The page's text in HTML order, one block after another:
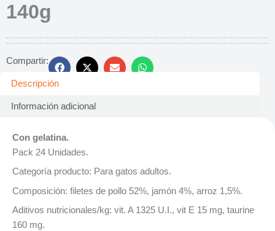
140g
Compartir:
Descripción
Información adicional
Con gelatina.
Pack 24 Unidades.
Categoría producto: Para gatos adultos.
Composición: filetes de pollo 52%, jamón 4%, arroz 1,5%.
Aditivos nutricionales/kg: vit. A 1325 U.I., vit E 15 mg, taurine
160 mg.